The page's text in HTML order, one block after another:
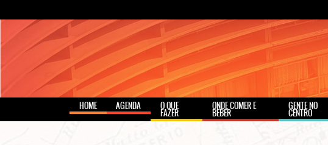
HOME AGENDA O QUE
FAZER
ONDE COMER E
BEBER
GENTE NO
CENTRO